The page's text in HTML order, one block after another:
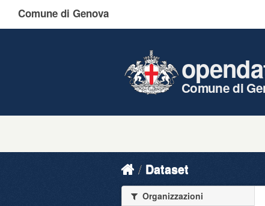
Comune di Genova
Comune di
Dataset
Organizzazioni